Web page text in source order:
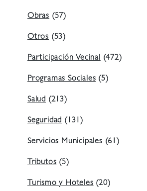
Obras (57)
Otros (53)
Participación Vecinal (472)
Programas Sociales (5)
Salud (213)
Seguridad (131)
Servicios Municipales (61)
Tributos (5)
Turismo y Hoteles (20)